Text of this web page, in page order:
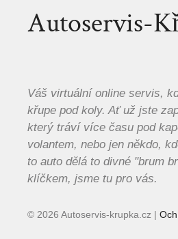
Autoservis-
Váš virtuální online servis,
křupe pod koly. Ať už jste
který tráví více času pod
volantem, nebo jen někdo,
to auto dělá to divné "brum
klíčkem, jsme tu pro vás.
© 2026 Autoservis-krupka.cz |